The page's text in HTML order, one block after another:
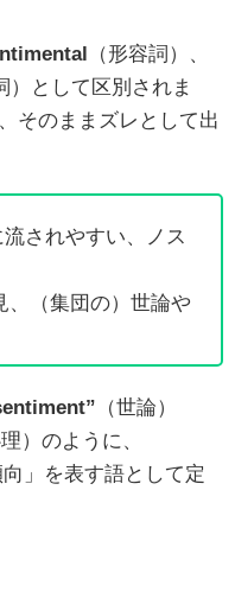
（形容詞）、
）として区別されま
そのままズレとして出
されやすい、ノス
、（集団の）世論や
（世論）
）のように、
」を表す語として定